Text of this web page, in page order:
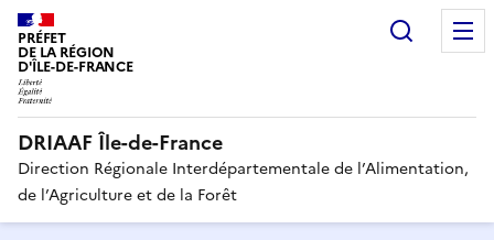
PRÉFET
DE LA RÉGION
D'ÎLE-DE-FRANCE
DRIAAF Île-de-France
Direction Régionale Interdépartementale de l’Alimentation,
de l’Agriculture et de la Forêt